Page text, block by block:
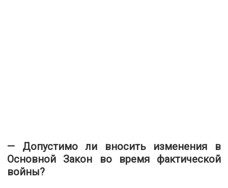
— Допустимо ли вносить изменения в
Основной Закон во время фактической
войны?